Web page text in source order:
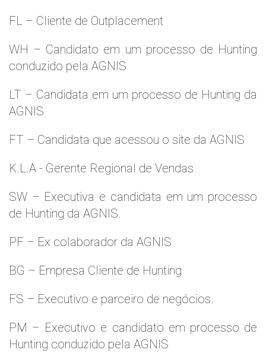
FL – Cliente de Outplacement
WH – Candidato em um processo de Hunting
conduzido pela AGNIS
LT – Candidata em um processo de Hunting da
AGNIS
FT – Candidata que acessou o site da AGNIS
K.L.A - Gerente Regional de Vendas
SW – Executiva e candidata em um processo
de Hunting da AGNIS.
PF – Ex colaborador da AGNIS
BG – Empresa Cliente de Hunting
FS – Executivo e parceiro de negócios.
PM – Executivo e candidato em processo de
Hunting conduzido pela AGNIS